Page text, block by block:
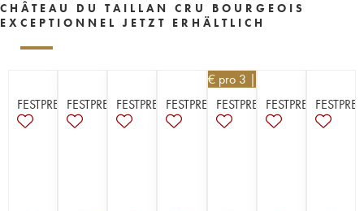
CHÂTEAU DU TAILLAN CRU BOURGEOIS
EXCEPTIONNEL JETZT ERHÄLTLICH
FESTPREISEFESTPREISEFESTPREISEFESTPREISE
16,20€ pro 3 | -10%
FESTPREISEFESTPREISE